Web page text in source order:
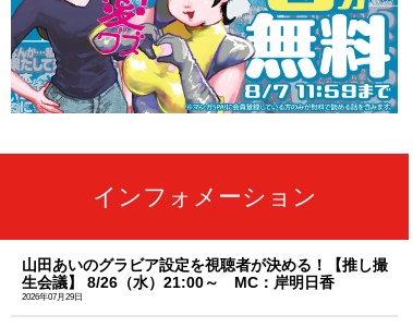
インフォメーション
山田あいのグラビア設定を視聴者が決める！【推し撮
生会議】 8/26（水）21:00～ MC：岸明日香
2026年07月29日